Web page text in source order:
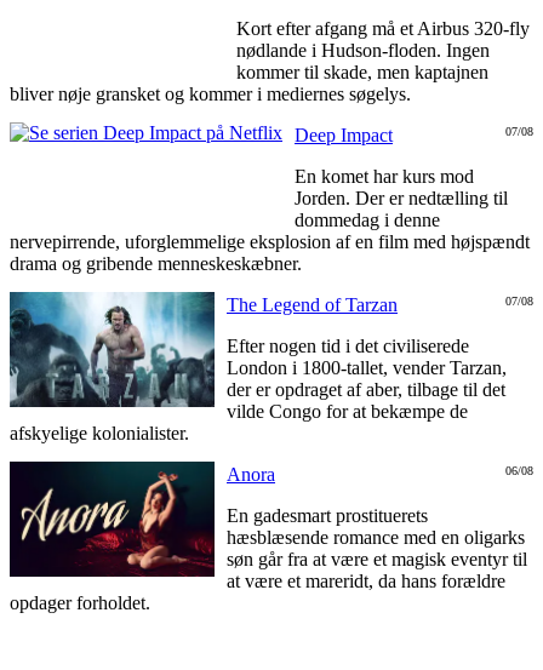
Kort efter afgang må et Airbus 320-fly
nødlande i Hudson-floden. Ingen
kommer til skade, men kaptajnen
bliver nøje gransket og kommer i mediernes søgelys.
07/08
Deep Impact
En komet har kurs mod
Jorden. Der er nedtælling til
dommedag i denne
nervepirrende, uforglemmelige eksplosion af en film med højspændt
drama og gribende menneskeskæbner.
07/08
The Legend of Tarzan
Efter nogen tid i det civiliserede
London i 1800-tallet, vender Tarzan,
der er opdraget af aber, tilbage til det
vilde Congo for at bekæmpe de
afskyelige kolonialister.
06/08
Anora
En gadesmart prostituerets
hæsblæsende romance med en oligarks
søn går fra at være et magisk eventyr til
at være et mareridt, da hans forældre
opdager forholdet.